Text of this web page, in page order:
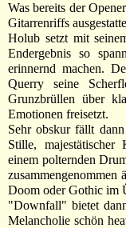
Was bereits der
Gitarrenriffs
Holub setzt mit
Endergebnis so
erinnernd machen.
Querry seine
Grunzbrüllen über
Emotionen freisetzt.
Sehr obskur fällt
Stille, majestätischer
einem polternden
zusammengenommen
Doom oder Gothic im
"Downfall" bietet
Melancholie schön